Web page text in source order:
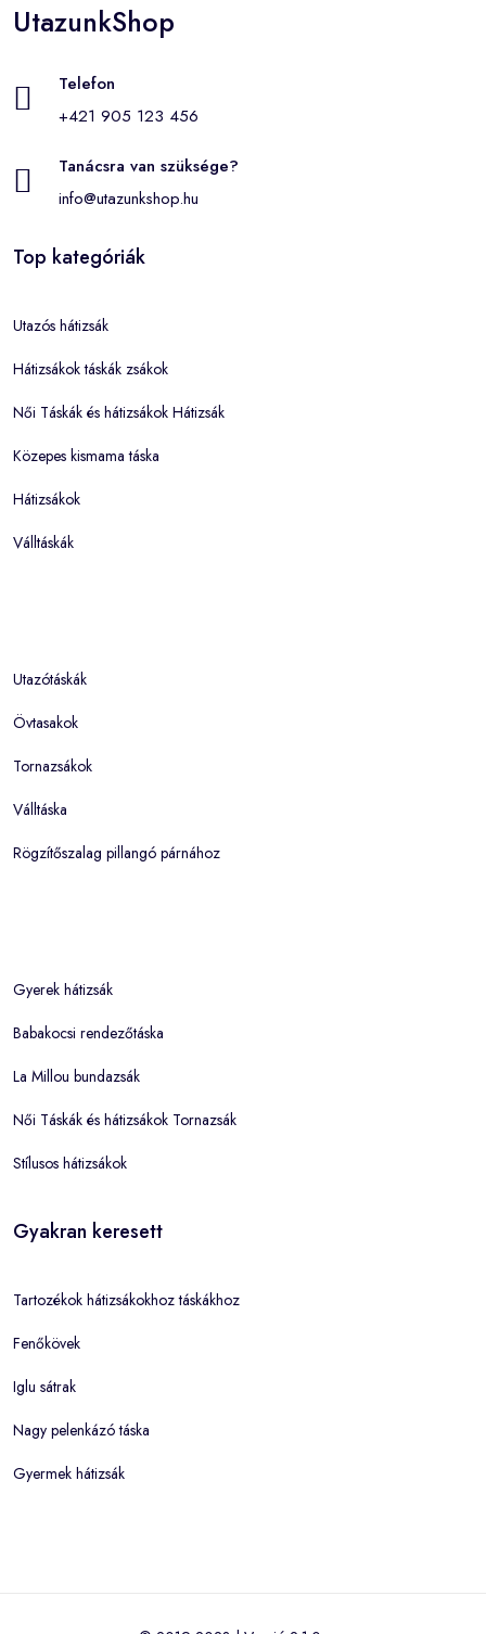
UtazunkShop
Telefon
+421 905 123 456
Tanácsra van szüksége?
info@utazunkshop.hu
Top kategóriák
Utazós hátizsák
Hátizsákok táskák zsákok
Női Táskák és hátizsákok Hátizsák
Közepes kismama táska
Hátizsákok
Válltáskák
Utazótáskák
Övtasakok
Tornazsákok
Válltáska
Rögzítőszalag pillangó párnához
Gyerek hátizsák
Babakocsi rendezőtáska
La Millou bundazsák
Női Táskák és hátizsákok Tornazsák
Stílusos hátizsákok
Gyakran keresett
Tartozékok hátizsákokhoz táskákhoz
Fenőkövek
Iglu sátrak
Nagy pelenkázó táska
Gyermek hátizsák